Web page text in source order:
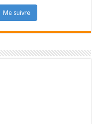
Me suivre